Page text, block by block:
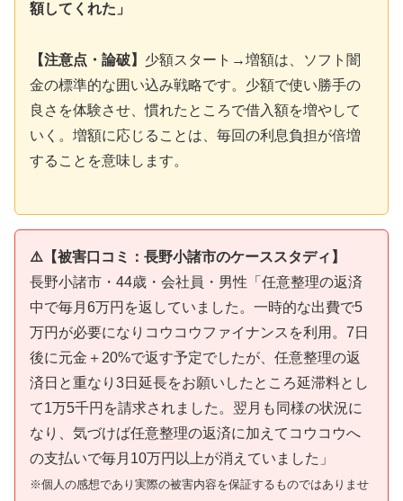
額してくれた」
【注意点・論破】 少額スタート→増額は、ソフト闇
金の標準的な囲い込み戦略です。少額で使い勝手の
良さを体験させ、慣れたところで借入額を増やして
いく。増額に応じることは、毎回の利息負担が倍増
することを意味します。
⚠️【被害口コミ：長野小諸市のケーススタディ】
長野小諸市・44歳・会社員・男性「任意整理の返済
中で毎月6万円を返していました。一時的な出費で5
万円が必要になりコウコウファイナンスを利用。7日
後に元金＋20%で返す予定でしたが、任意整理の返
済日と重なり3日延長をお願いしたところ延滞料とし
て1万5千円を請求されました。翌月も同様の状況に
なり、気づけば任意整理の返済に加えてコウコウへ
の支払いで毎月10万円以上が消えていました」
※個人の感想であり実際の被害内容を保証するものではありませ